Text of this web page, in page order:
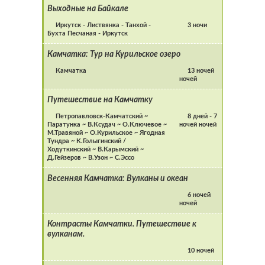
Выходные на Байкале
Иркутск - Листвянка - Танхой -
Бухта Песчаная - Иркутск
3 ночи
Камчатка: Тур на Курильское озеро
Камчатка
13 ночей
ночей
Путешествие на Камчатку
Петропавловск-Камчатский ~
Паратунка ~ В.Ксудач ~ О.Ключевое ~
М.Травяной ~ О.Курильское ~ Ягодная
Тундра ~ К.Голыгинский /
Ходуткинский ~ В.Карымский ~
Д.Гейзеров ~ В.Узон ~ С.Эссо
8 дней - 7
ночей ночей
Весенняя Камчатка: Вулканы и океан
6 ночей
ночей
Контрасты Камчатки. Путешествие к
вулканам.
10 ночей